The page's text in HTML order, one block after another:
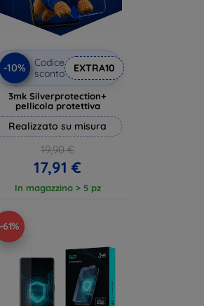
-10%
Codice
sconto
EXTRA10
3mk Silverprotection+
pellicola protettiva
Realizzato su misura
19,90 €
17,91 €
In magazzino > 5 pz
-61%